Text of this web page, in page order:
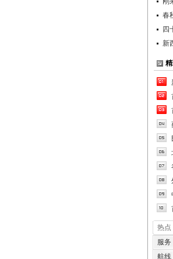
春
四
新
热点
服务
航线